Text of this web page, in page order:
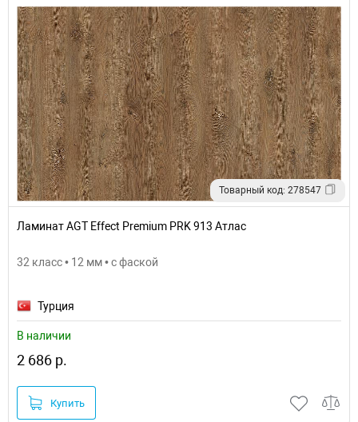
Товарный код: 278547
Ламинат AGT Effect Premium PRK 913 Атлас
32 класс • 12 мм • с фаской
Турция
В наличии
2 686 р.
Купить